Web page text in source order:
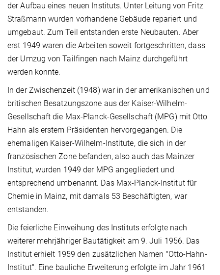
der Aufbau eines neuen Instituts. Unter Leitung von Fritz
Straßmann wurden vorhandene Gebäude repariert und
umgebaut. Zum Teil entstanden erste Neubauten. Aber
erst 1949 waren die Arbeiten soweit fortgeschritten, dass
der Umzug von Tailfingen nach Mainz durchgeführt
werden konnte.
In der Zwischenzeit (1948) war in der amerikanischen und
britischen Besatzungszone aus der Kaiser-Wilhelm-
Gesellschaft die Max-Planck-Gesellschaft (MPG) mit Otto
Hahn als erstem Präsidenten hervorgegangen. Die
ehemaligen Kaiser-Wilhelm-Institute, die sich in der
französischen Zone befanden, also auch das Mainzer
Institut, wurden 1949 der MPG angegliedert und
entsprechend umbenannt. Das Max-Planck-Institut für
Chemie in Mainz, mit damals 53 Beschäftigten, war
entstanden.
Die feierliche Einweihung des Instituts erfolgte nach
weiterer mehrjähriger Bautätigkeit am 9. Juli 1956. Das
Institut erhielt 1959 den zusätzlichen Namen "Otto-Hahn-
Institut". Eine bauliche Erweiterung erfolgte im Jahr 1961